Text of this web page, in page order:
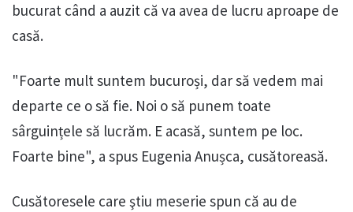
bucurat când a auzit că va avea de lucru aproape de
casă.
"Foarte mult suntem bucuroși, dar să vedem mai
departe ce o să fie. Noi o să punem toate
sârguințele să lucrăm. E acasă, suntem pe loc.
Foarte bine", a spus Eugenia Anușca, cusătoreasă.
Cusătoresele care ştiu meserie spun că au de